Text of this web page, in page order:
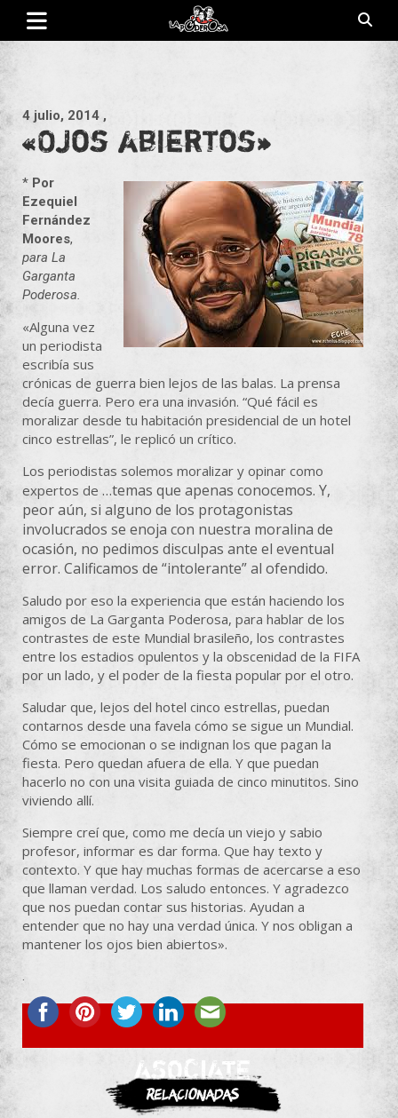
Saltar
contenido
4 julio, 2014 ,
«Ojos abiertos»
* Por
Ezequiel
Fernández
Moores,
para La
Garganta
Poderosa.
«Alguna vez
un periodista
escribía sus
crónicas de guerra bien lejos de las balas. La prensa
decía guerra. Pero era una invasión. “Qué fácil es
moralizar desde tu habitación presidencial de un hotel
cinco estrellas”, le replicó un crítico.
Los periodistas solemos moralizar y opinar como
expertos de …temas que apenas conocemos. Y,
peor aún, si alguno de los protagonistas
involucrados se enoja con nuestra moralina de
ocasión, no pedimos disculpas ante el eventual
error. Calificamos de “intolerante” al ofendido.
Saludo por eso la experiencia que están haciendo los
amigos de La Garganta Poderosa, para hablar de los
contrastes de este Mundial brasileño, los contrastes
entre los estadios opulentos y la obscenidad de la FIFA
por un lado, y el poder de la fiesta popular por el otro.
Saludar que, lejos del hotel cinco estrellas, puedan
contarnos desde una favela cómo se sigue un Mundial.
Cómo se emocionan o se indignan los que pagan la
fiesta. Pero quedan afuera de ella. Y que puedan
hacerlo no con una visita guiada de cinco minutitos. Sino
viviendo allí.
Siempre creí que, como me decía un viejo y sabio
profesor, informar es dar forma. Que hay texto y
contexto. Y que hay muchas formas de acercarse a eso
que llaman verdad. Los saludo entonces. Y agradezco
que nos puedan contar sus historias. Ayudan a
entender que no hay una verdad única. Y nos obligan a
mantener los ojos bien abiertos».
.
ASOCIATE
Relacionadas